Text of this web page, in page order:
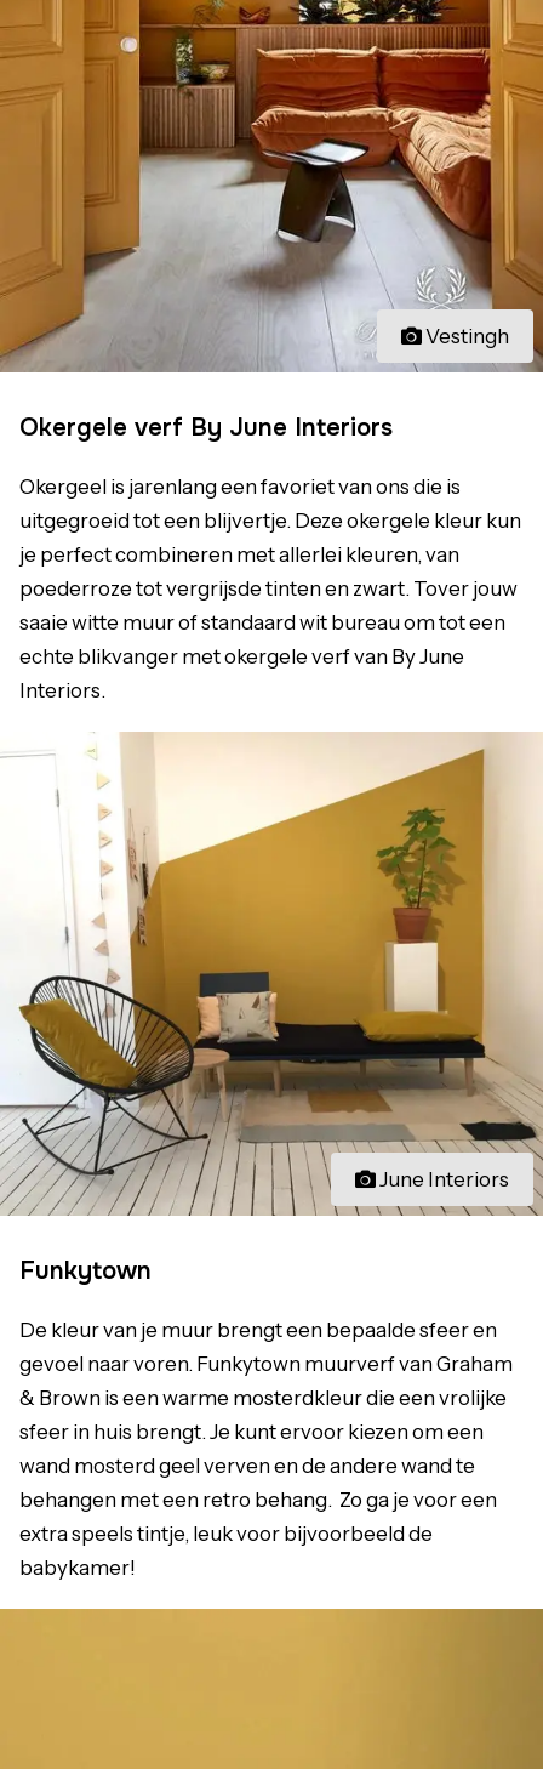
Vestingh
Okergele verf By June Interiors
Okergeel is jarenlang een favoriet van ons die is
uitgegroeid tot een blijvertje. Deze okergele kleur kun
je perfect combineren met allerlei kleuren, van
poederroze tot vergrijsde tinten en zwart. Tover jouw
saaie witte muur of standaard wit bureau om tot een
echte blikvanger met okergele verf van By June
Interiors.
June Interiors
Funkytown
De kleur van je muur brengt een bepaalde sfeer en
gevoel naar voren. Funkytown muurverf van Graham
& Brown is een warme mosterdkleur die een vrolijke
sfeer in huis brengt. Je kunt ervoor kiezen om een
wand mosterd geel verven en de andere wand te
behangen met een retro behang. Zo ga je voor een
extra speels tintje, leuk voor bijvoorbeeld de
babykamer!